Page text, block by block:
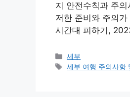
지 안전수칙과 주
저한 준비와 주의
시간대 피하기,
카
테
세부
태
세부 여행 주의사항